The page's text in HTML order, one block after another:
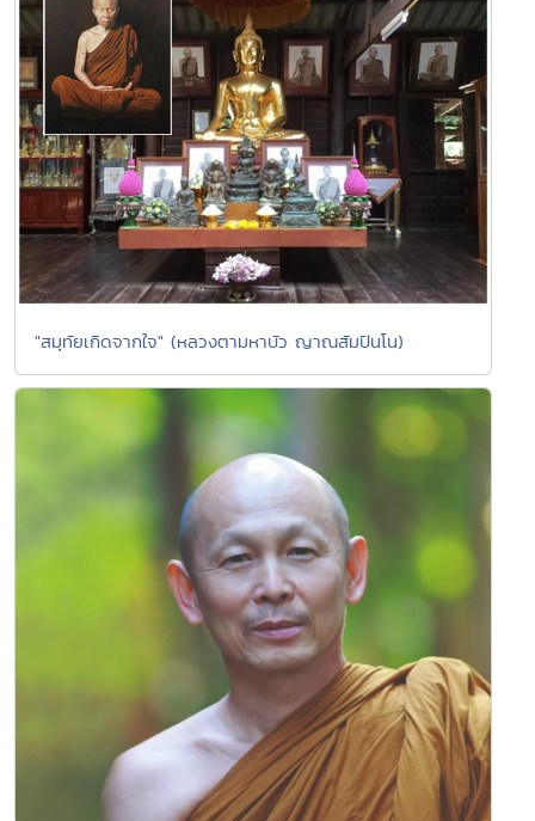
"สมุทัยเกิดจากใจ" (หลวงตามหาบัว ญาณสัมปันโน)